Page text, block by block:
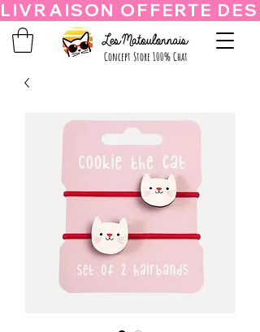
Concept Store 100% Chat